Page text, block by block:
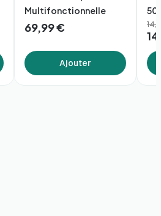
Multifonctionnelle
69,99 €
Ajouter